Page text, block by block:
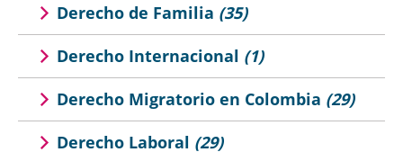
Derecho de Familia (35)
Derecho Internacional (1)
Derecho Migratorio en Colombia (29)
Derecho Laboral (29)